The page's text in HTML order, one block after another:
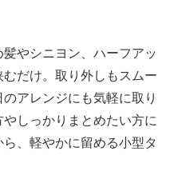
やシニヨン、ハーフアッ
だけ。取り外しもスムー
アレンジにも気軽に取り
しっかりまとめたい方に
、軽やかに留める小型タ